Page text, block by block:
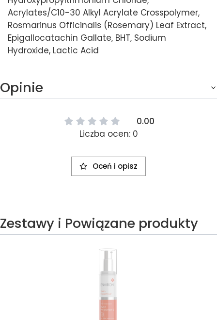
Acrylates/C10-30 Alkyl Acrylate Crosspolymer,
Rosmarinus Officinalis (Rosemary) Leaf Extract,
Epigallocatachin Gallate, BHT, Sodium
Hydroxide, Lactic Acid
Opinie
0.00
Liczba ocen: 0
Oceń i opisz
Zestawy i Powiązane produkty